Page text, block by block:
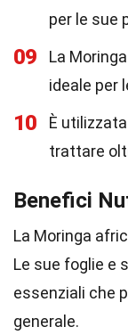
per le sue
09
La
ideale per
10
È
trattare
Benefici
La Moringa
Le sue foglie e
essenziali che
generale.